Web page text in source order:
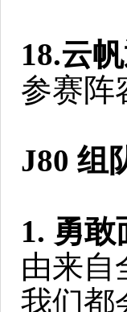
18.云
参赛阵
J80 组
1. 勇敢
由来自
我们都